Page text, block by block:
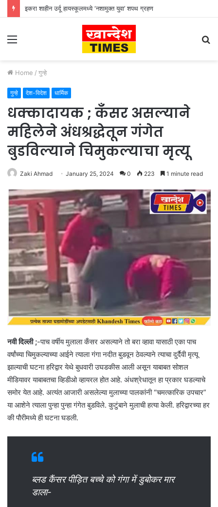
इकरा शाहीन उर्दू हायस्कूलमध्ये ‘नशामुक्त युवा’ शपथ ग्रहण
Menu
Home / गुन्हे
गुन्हे देश-विदेश धार्मिक
धक्कादायक ; कॅंसर असल्याने
महिलेने अंधश्रद्धेतून गंगेत
बुडविल्याने चिमुकल्याचा मृत्यू
Zaki Ahmad January 25, 2024 0 223 1 minute read
नवी दिल्ली ;-पाच वर्षीय मुलाला कँसर असल्याने तो बरा व्हावा यासाठी एका पाच
वर्षांच्या चिमुकल्याच्या आईने त्याला गंगा नदीत बुडवून ठेवल्याने त्याचा दुर्दैवी मृत्यू
झाल्याची घटना हरिद्वार येथे बुधवारी उघडकीस आली असून याबाबत सोशल
मीडियावर याबाबतचा व्हिडीओ व्हायरल होत आहे. अंधश्रेधातून हा प्रकार घडल्याचे
समोर येत आहे. अत्यंत आजारी असलेल्या मुलाच्या पालकांनी “चमत्कारिक उपचार”
या आशेने त्याला पुन्हा पुन्हा गंगेत बुडविले. कुटुंबाने मुलाची हत्या केली. हरिद्वारच्या हर
की पौरीमध्ये ही घटना घडली.
ब्लड कैंसर पीड़ित बच्चे को गंगा में डुबोकर मार
डाला-